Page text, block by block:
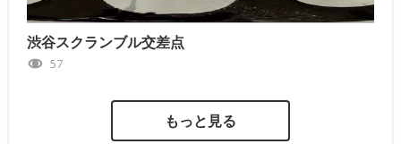
渋谷スクランブル交差点
57
もっと見る